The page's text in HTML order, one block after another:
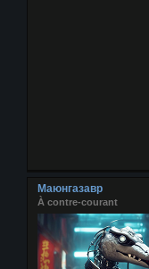
Маюнгазавр
À contre-courant